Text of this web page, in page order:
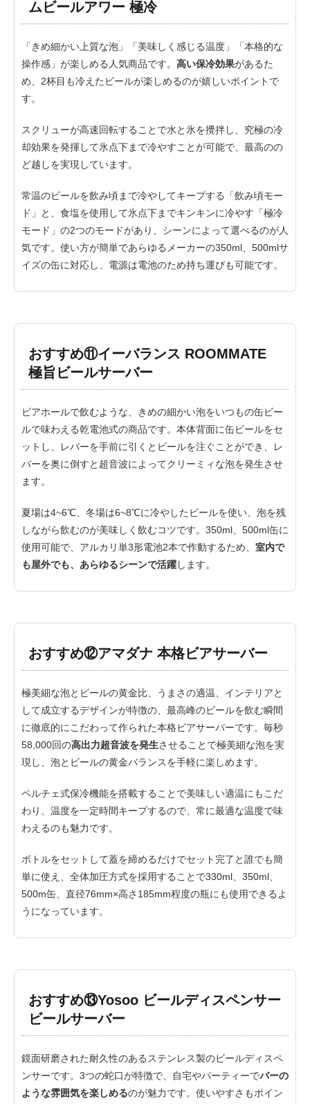
ムビールアワー 極冷
「きめ細かい上質な泡」「美味しく感じる温度」「本格的な
操作感」が楽しめる人気商品です。 高い保冷効果があるた
め、2杯目も冷えたビールが楽しめるのが嬉しいポイントで
す。
スクリューが高速回転することで水と氷を攪拌し、究極の冷
却効果を発揮して氷点下まで冷やすことが可能で、最高のの
ど越しを実現しています。
常温のビールを飲み頃まで冷やしてキープする「飲み頃モー
ド」と、食塩を使用して氷点下までキンキンに冷やす「極冷
モード」の2つのモードがあり、シーンによって選べるのが人
気です。使い方が簡単であらゆるメーカーの350ml、500mlサ
イズの缶に対応し、電源は電池のため持ち運びも可能です。
おすすめ⑪イーバランス ROOMMATE
極旨ビールサーバー
ビアホールで飲むような、きめの細かい泡をいつもの缶ビー
ルで味わえる乾電池式の商品です。本体背面に缶ビールをセ
ットし、レバーを手前に引くとビールを注ぐことができ、レ
バーを奥に倒すと超音波によってクリーミィな泡を発生させ
ます。
夏場は4~6℃、冬場は6~8℃に冷やしたビールを使い、泡を残
しながら飲むのが美味しく飲むコツです。350ml、500ml缶に
使用可能で、アルカリ単3形電池2本で作動するため、 室内で
も屋外でも、あらゆるシーンで活躍します。
おすすめ⑫アマダナ 本格ビアサーバー
極美細な泡とビールの黄金比、うまさの適温、インテリアと
して成立するデザインが特徴の、最高峰のビールを飲む瞬間
に徹底的にこだわって作られた本格ビアサーバーです。毎秒
58,000回の高出力超音波を発生させることで極美細な泡を実
現し、泡とビールの黄金バランスを手軽に楽しめます。
ペルチェ式保冷機能を搭載することで美味しい適温にもこだ
わり、温度を一定時間キープするので、常に最適な温度で味
わえるのも魅力です。
ボトルをセットして蓋を締めるだけでセット完了と誰でも簡
単に使え、全体加圧方式を採用することで330ml、350ml、
500m缶、直径76mm×高さ185mm程度の瓶にも使用できるよ
うになっています。
おすすめ⑬Yosoo ビールディスペンサー
ビールサーバー
鏡面研磨された耐久性のあるステンレス製のビールディスペ
ンサーです。3つの蛇口が特徴で、自宅やパーティーでバーの
ような雰囲気を楽しめるのが魅力です。使いやすさもポイン